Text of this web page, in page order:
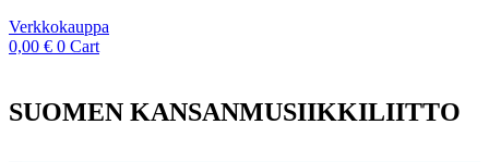
Verkkokauppa
0,00 € 0 Cart
SUOMEN KANSANMUSIIKKILIITTO